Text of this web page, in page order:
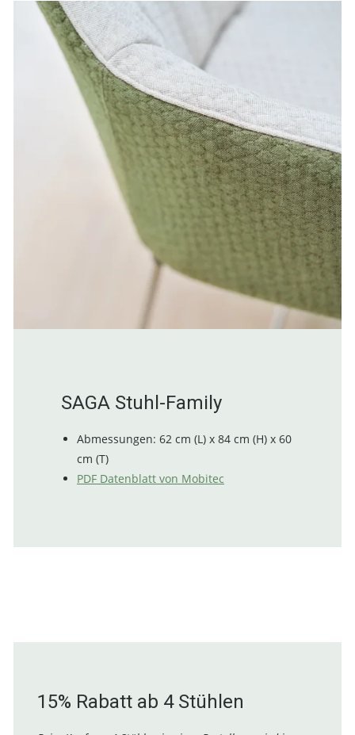
SAGA Stuhl-Family
Abmessungen: 62 cm (L) x 84 cm (H) x 60
cm (T)
PDF Datenblatt von Mobitec
15% Rabatt ab 4 Stühlen